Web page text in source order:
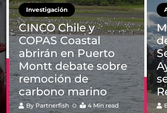
Investigación
CINCO Chile y
COPAS Coastal
abrirán en Puerto
Montt debate sobre
remoción de
carbono marino
ByPartnerfish 4 Min read